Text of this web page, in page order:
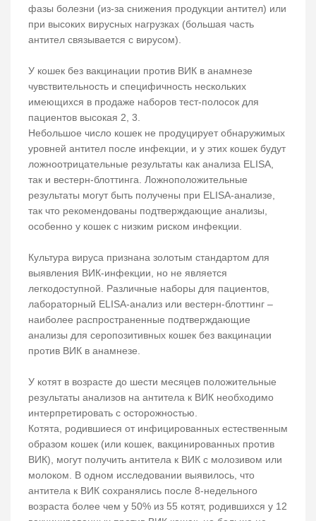
фазы болезни (из-за снижения продукции антител) или
при высоких вирусных нагрузках (большая часть
антител связывается с вирусом).
У кошек без вакцинации против ВИК в анамнезе
чувствительность и специфичность нескольких
имеющихся в продаже наборов тест-полосок для
пациентов высокая 2, 3.
Небольшое число кошек не продуцирует обнаружимых
уровней антител после инфекции, и у этих кошек будут
ложноотрицательные результаты как анализа ELISA,
так и вестерн-блоттинга. Ложноположительные
результаты могут быть получены при ELISA-анализе,
так что рекомендованы подтверждающие анализы,
особенно у кошек с низким риском инфекции.
Культура вируса признана золотым стандартом для
выявления ВИК-инфекции, но не является
легкодоступной. Различные наборы для пациентов,
лабораторный ELISA-анализ или вестерн-блоттинг –
наиболее распространенные подтверждающие
анализы для серопозитивных кошек без вакцинации
против ВИК в анамнезе.
У котят в возрасте до шести месяцев положительные
результаты анализов на антитела к ВИК необходимо
интерпретировать с осторожностью.
Котята, родившиеся от инфицированных естественным
образом кошек (или кошек, вакцинированных против
ВИК), могут получить антитела к ВИК с молозивом или
молоком. В одном исследовании выявилось, что
антитела к ВИК сохранялись после 8-недельного
возраста более чем у 50% из 55 котят, родившихся у 12